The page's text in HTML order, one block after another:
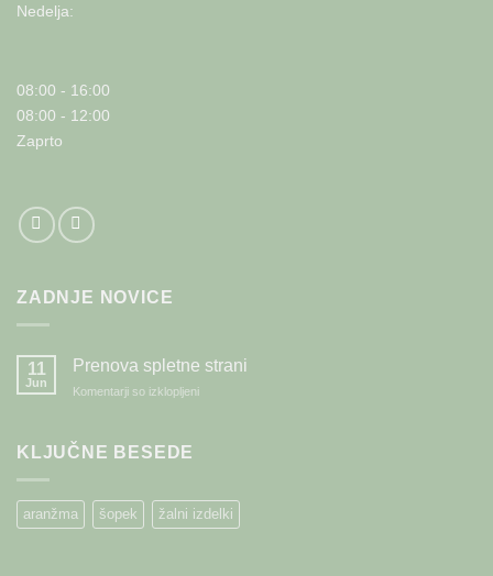
Nedelja:
08:00 - 16:00
08:00 - 12:00
Zaprto
ZADNJE NOVICE
11
Jun
Prenova spletne strani
Komentarji so izklopljeniza
KLJUČNE BESEDE
aranžma šopek žalni izdelki